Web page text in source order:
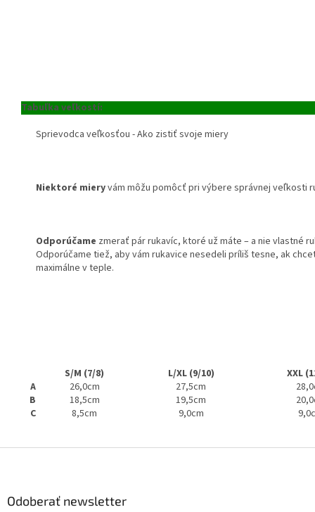
Tabuľka veľkostí:
Sprievodca veľkosťou - Ako zistiť svoje miery
Niektoré mieryvám môžu pomôcť pri výbere správnej veľkosti
Odporúčame zmerať pár rukavíc, ktoré už máte – a nie vlastné
Odporúčame tiež, aby vám rukavice nesedeli príliš tesne, ak
maximálne v teple.
S/M (7/8) L/XL (9/10)
XXL
A
26,0cm 27,5cm
B
18,5cm 19,5cm
C
8,5cm 9,0cm
Odoberať newsletter